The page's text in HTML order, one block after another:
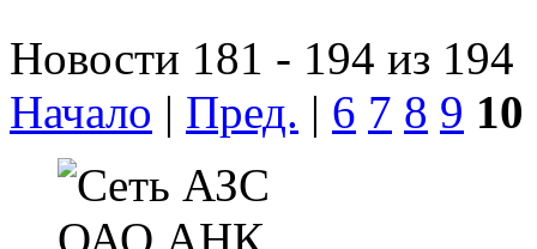
Новости 181 - 194 из 194
Начало | Пред. | 6 7 8 9 10